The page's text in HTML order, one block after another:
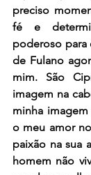
preciso
fé e
poderoso para
de Fulano
mim. São
imagem na
minha
o meu amor
paixão na sua
homem não